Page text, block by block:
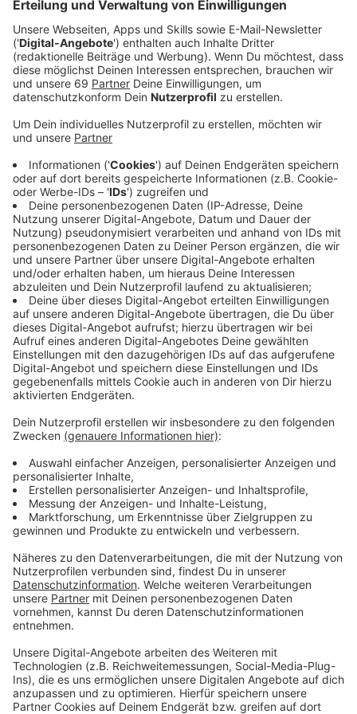
Die beiden haben eine neue Single am Start: "Where
Are You Now". Die Nummer war schon der zweite
wollten. Beim ersten Mal hat's nicht geklappt, das war
vor zwei Jahren, da wollte Lost Frequencies einen
Remix machen von Calum Scotts Coverversion von
"Dancing On My Own". Aber irgendwie hat das nicht so
hingehauen, wie Lost Frequencies sich das vorgestellt
hatte. Jetzt haben die beiden einen zweiten Anlauf
gemacht. - Lost Frequencies hat Calum Scott gefragt,
ob der ihm nicht seine Stimme leihen möchte für
seinen neuen Song - und diesmal hat's geklappt - alle
waren zufrieden. Für Lost Frequencies ist das jetzt der
perfekte Match zwischen seinem Sound und dem von
Calum Scott und er hofft, dass uns der Song so gut
gefällt wie ihm, weil er mit Sicherheit auch oft live auf
seinen Shows spielen wird.
Wir benötigen Ihre
Zustimmung, um den YouTube
Video-Service zu laden!
Wir verwenden einen Service eines
Drittanbieters, um Videoinhalte
einzubetten. Dieser Service kann
Daten zu Ihren Aktivitäten
Details durch und stimmen Sie der
Nutzung des Service zu, um dieses
Video anzusehen.